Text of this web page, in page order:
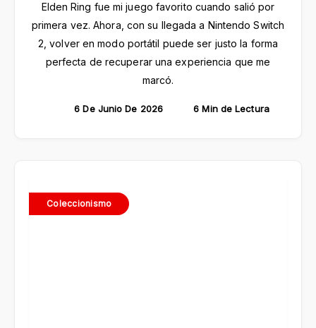
Elden Ring fue mi juego favorito cuando salió por
primera vez. Ahora, con su llegada a Nintendo Switch
2, volver en modo portátil puede ser justo la forma
perfecta de recuperar una experiencia que me
marcó.
6 De Junio De 2026 6 Min de Lectura
Coleccionismo